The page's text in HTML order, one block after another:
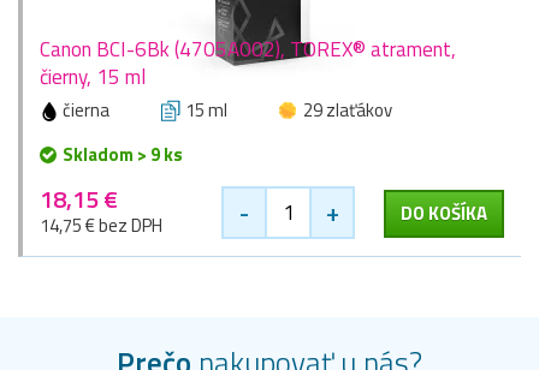
Canon BCI-6Bk (4705A002), TOREX® atrament,
čierny, 15 ml
čierna 15 ml
29 zlaťákov
Skladom > 9 ks
18,15 €
14,75 € bez DPH - + DO KOŠÍKA